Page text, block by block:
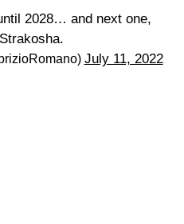
2028… and next one,
July 11, 2022